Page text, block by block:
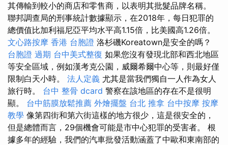
其傳輸到較小的商店和零售商，以表明其批髮品牌名稱。
聯邦調查局的刑事統計數據顯示，在2018年，每日犯罪的
總價值比加利福尼亞平均水平高1.15倍，比美國高1.26倍。
文心路按摩 香港 台胞證 洛杉磯Koreatown是安全的嗎？
台胞證 過期 台中美式整復 如果您沒有發現北部和西北地區
等安全區域，例如漢考克公園，威爾希爾中心等，則最好僅
限制白天小時。 法人定義 尤其是當我們獨自一人作為女人
旅行時。 台中 整骨 dcard 警察在該地區的存在不是很明
顯。 台中筋膜放鬆推薦 外燴擺盤 台北 推拿 台中按摩 按摩
教學 像第四街和第六街這樣的地方很少，這是很安全的，
但是總體而言，29個機會可能是市中心犯罪的受害者。 根
據多年的經驗，我們的汽車批發活動涵蓋了中歐和東南部的